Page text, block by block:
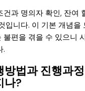
건과 명의자 확인, 잔여
입니다. 이 기본 개념을
불편을 겪을 수 있으니
.
방법과 진행과
나?